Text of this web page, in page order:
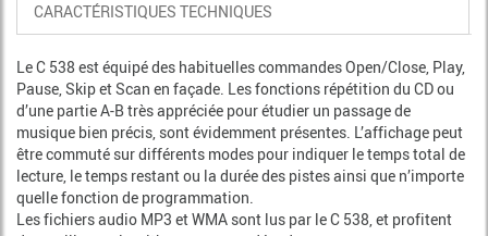
CARACTÉRISTIQUES TECHNIQUES
Le C 538 est équipé des habituelles commandes Open/Close, Play,
Pause, Skip et Scan en façade. Les fonctions répétition du CD ou
d’une partie A-B très appréciée pour étudier un passage de
musique bien précis, sont évidemment présentes. L’affichage peut
être commuté sur différents modes pour indiquer le temps total de
lecture, le temps restant ou la durée des pistes ainsi que n’importe
quelle fonction de programmation.
Les fichiers audio MP3 et WMA sont lus par le C 538, et profitent